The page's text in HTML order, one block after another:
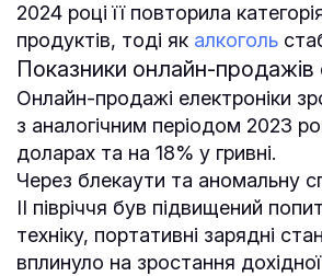
2024 році її повторила
продуктів, тоді як алкоголь
Показники онлайн-продажів
Онлайн-продажі електроніки
з аналогічним періодом 2023
доларах та на 18% у гривні.
Через блекаути та аномальну
ІІ півріччя був підвищений
техніку, портативні зарядні
вплинуло на зростання